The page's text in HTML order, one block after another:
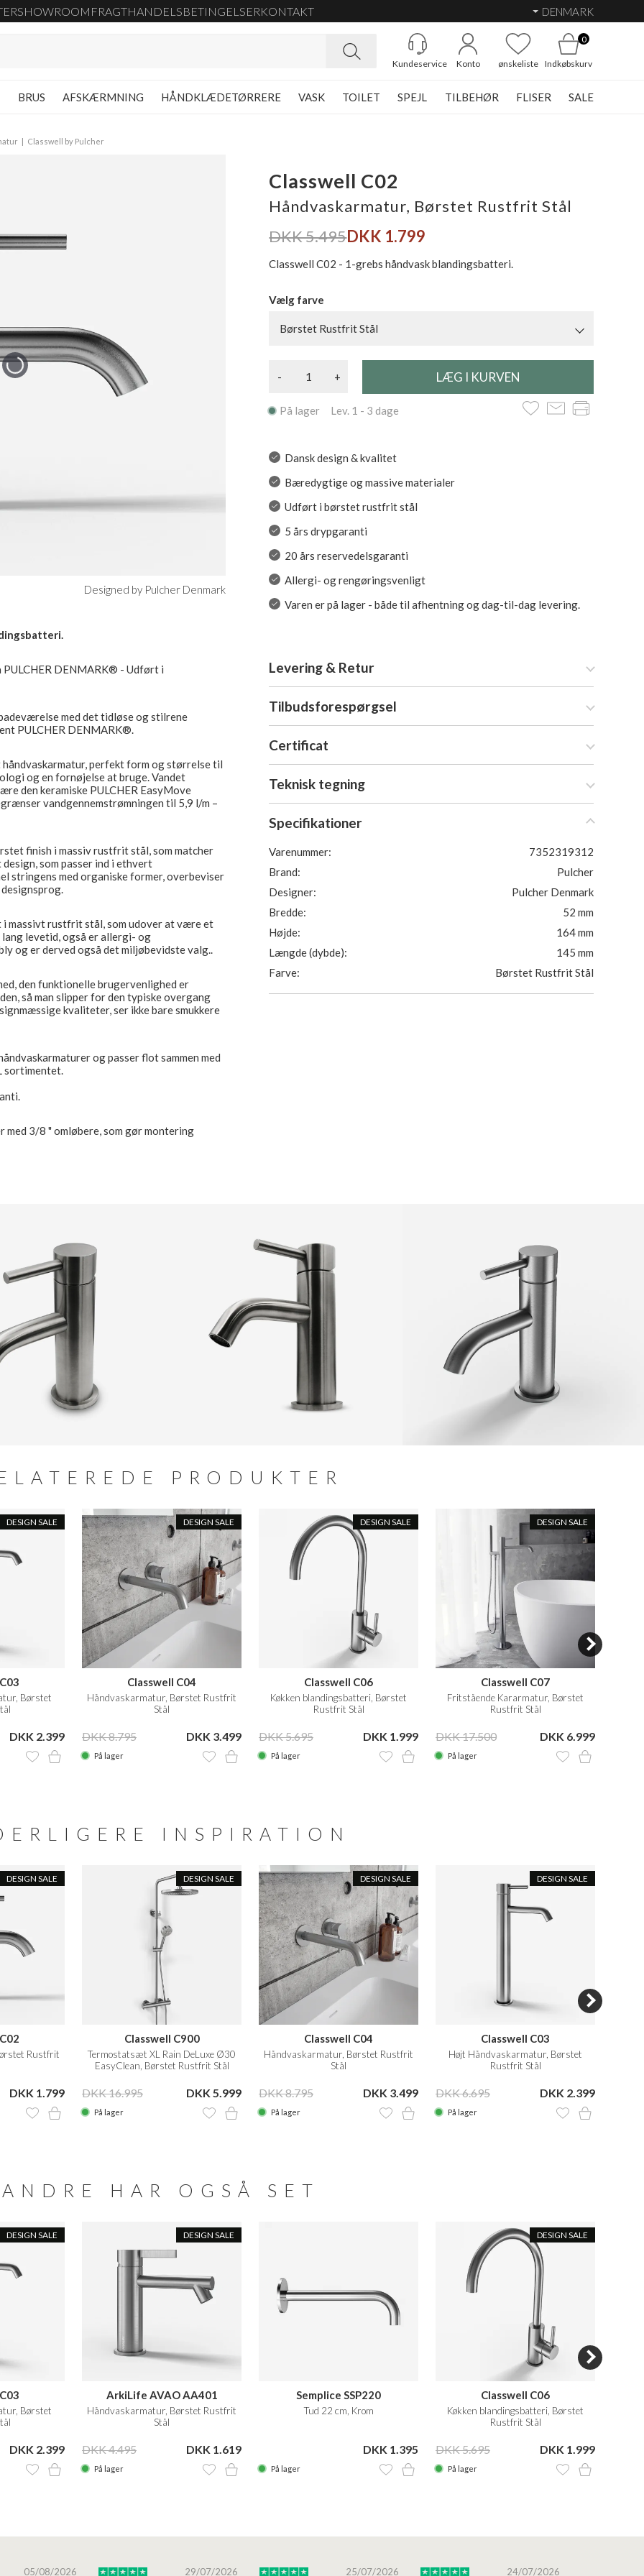
SHOWROOM FRAGTHANDELSBETINGELSERKONTAKT DENMARK
Kundeservice Konto ønskeliste
0
Indkøbskurv
BRUS AFSKÆRMNING HÅNDKLÆDETØRRERE VASK TOILET SPEJL TILBEHØR FLISER SALE
Classwell by Pulcher
Designed by Pulcher Denmark
DENMARK® - Udført i
med det tidløse og stilrene
PULCHER DENMARK®.
perfekt form og størrelse til
og en fornøjelse at bruge. Vandet
den keramiske PULCHER EasyMove
vandgennemstrømningen til 5,9 l/m –
finish i massiv rustfrit stål, som matcher
som passer ind i ethvert
stringens med organiske former, overbeviser
rustfrit stål, som udover at være et
levetid, også er allergi- og
og er derved også det miljøbevidste valg..
den funktionelle brugervenlighed er
så man slipper for den typiske overgang
kvaliteter, ser ikke bare smukkere
og passer flot sammen med
sortimentet.
med 3/8 " omløbere, som gør montering
Classwell C02
Håndvaskarmatur, Børstet Rustfrit Stål
DKK 5.495DKK 1.799
Classwell C02 - 1-grebs håndvask blandingsbatteri.
Vælg farve
Børstet Rustfrit Stål
- +
På lager Lev. 1 - 3 dage
Dansk design & kvalitet
Bæredygtige og massive materialer
Udført i børstet rustfrit stål
5 års drypgaranti
20 års reservedelsgaranti
Allergi- og rengøringsvenligt
Varen er på lager - både til afhentning og dag-til-dag levering.
Levering & Retur
Tilbudsforespørgsel
Certificat
Teknisk tegning
Specifikationer
Varenummer:
7352319312
Brand:
Pulcher
Designer:
Pulcher Denmark
Bredde:
52 mm
Højde:
164 mm
Længde (dybde):
145 mm
Farve:
Børstet Rustfrit Stål
PRODUKTER
DESIGN SALE
Børstet
DKK 2.399
DESIGN SALE
Classwell C04
Håndvaskarmatur, Børstet Rustfrit
Stål
DKK 8.795 DKK 3.499
På lager
DESIGN SALE
Classwell C06
Køkken blandingsbatteri, Børstet
Rustfrit Stål
DKK 5.695 DKK 1.999
På lager
DESIGN SALE
Classwell C07
Fritstående Kararmatur, Børstet
Rustfrit Stål
DKK 17.500 DKK 6.999
På lager
INSPIRATION
DESIGN SALE
Rustfrit
DKK 1.799
DESIGN SALE
Classwell C900
Termostatsæt XL Rain DeLuxe Ø30
EasyClean, Børstet Rustfrit Stål
DKK 16.995 DKK 5.999
På lager
DESIGN SALE
Classwell C04
Håndvaskarmatur, Børstet Rustfrit
Stål
DKK 8.795 DKK 3.499
På lager
DESIGN SALE
Classwell C03
Højt Håndvaskarmatur, Børstet
Rustfrit Stål
DKK 6.695 DKK 2.399
På lager
ANDRE HAR OGSÅ SET
DESIGN SALE
Børstet
DKK 2.399
DESIGN SALE
ArkiLife AVAO AA401
Håndvaskarmatur, Børstet Rustfrit
Stål
DKK 4.495 DKK 1.619
På lager
Semplice SSP220
Tud 22 cm, Krom
DKK 1.395
På lager
DESIGN SALE
Classwell C06
Køkken blandingsbatteri, Børstet
Rustfrit Stål
DKK 5.695 DKK 1.999
På lager
05/08/2026 29/07/2026 25/07/2026 24/07/2026